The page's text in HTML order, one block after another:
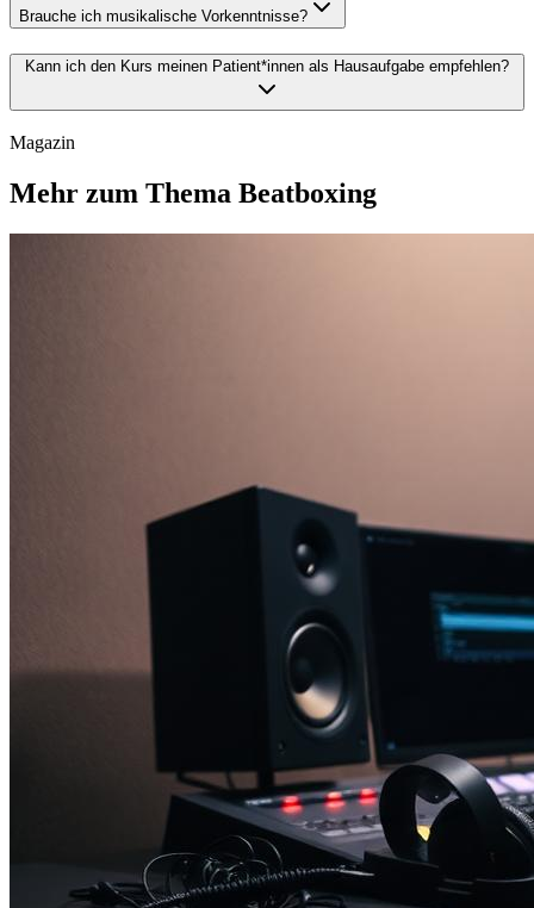
Brauche ich musikalische Vorkenntnisse?
Kann ich den Kurs meinen Patient*innen als Hausaufgabe empfehlen?
Magazin
Mehr zum Thema Beatboxing